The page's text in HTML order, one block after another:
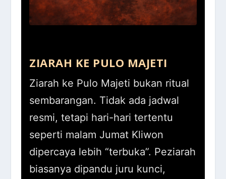
ZIARAH KE PULO MAJETI
Ziarah ke Pulo Majeti bukan ritual
sembarangan. Tidak ada jadwal
resmi, tetapi hari-hari tertentu
seperti malam Jumat Kliwon
dipercaya lebih “terbuka”. Peziarah
biasanya dipandu juru kunci,